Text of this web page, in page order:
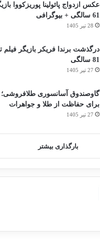
عکس ازدواج پائولینا پوریزکووا
61 سالگی + بیوگرافی
28 تیر 1405
درگذشت برندا فریکر بازیگر فیلم
81 سالگی
27 تیر 1405
گاوصندوق آسانسوری طلافروشی؛
برای حفاظت از طلا و جواهرات
27 تیر 1405
بارگذاری بیشتر